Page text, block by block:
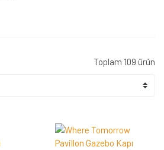
Toplam 109 ürün